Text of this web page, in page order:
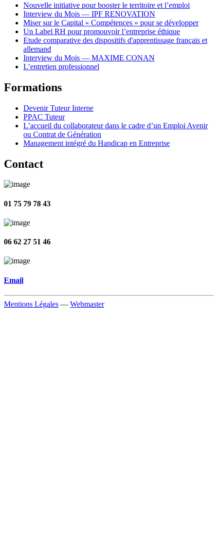
Nouvelle initiative pour booster le territoire et l’emploi
Interview du Mois — IPF RENOVATION
Miser sur le Capital « Compétences » pour se développer
Un Label RH pour promouvoir l’entreprise éthique
Etude comparative des dispositifs d'apprentissage français et
allemand
Interview du Mois — MAXIME CONAN
L’entretien professionnel
Formations
Devenir Tuteur Interne
PPAC Tuteur
L’accueil du collaborateur dans le cadre d’un Emploi Avenir
ou Contrat de Génération
Management intégré du Handicap en Entreprise
Contact
01 75 79 78 43
06 62 27 51 46
Email
Mentions Légales — Webmaster